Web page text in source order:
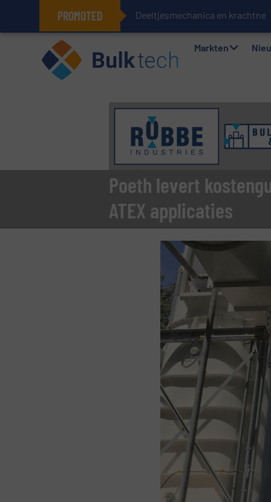
PROMOTED Deeltjesmechanica en
Geïntegreerde doserings- en
Markten
Poeth levert
ATEX applicaties